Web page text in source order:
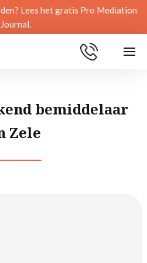
Lees het gratis Pro Mediation
Journal.
bemiddelaar
Zele